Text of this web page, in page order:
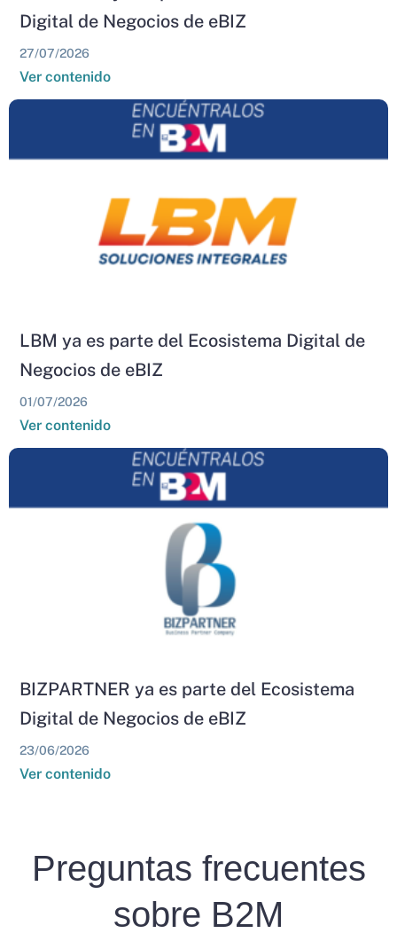
Digital de Negocios de eBIZ
27/07/2026
Ver contenido
LBM ya es parte del Ecosistema Digital de
Negocios de eBIZ
01/07/2026
Ver contenido
BIZPARTNER ya es parte del Ecosistema
Digital de Negocios de eBIZ
23/06/2026
Ver contenido
Preguntas frecuentes
sobre B2M